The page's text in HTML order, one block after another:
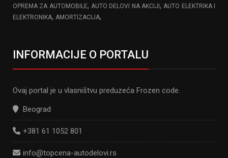
OPREMA ZA AUTOMOBILE,AUTO DELOVI NA AKCIJI,AUTO ELEKTRIKA I
ELEKTRONIKA, AMORTIZACIJA,
INFORMACIJE O PORTALU
Ovaj portal je u vlasništvu preduzeća Frozen code.
Beograd
+381 61 1052 801
info@topcena-autodelovi.rs